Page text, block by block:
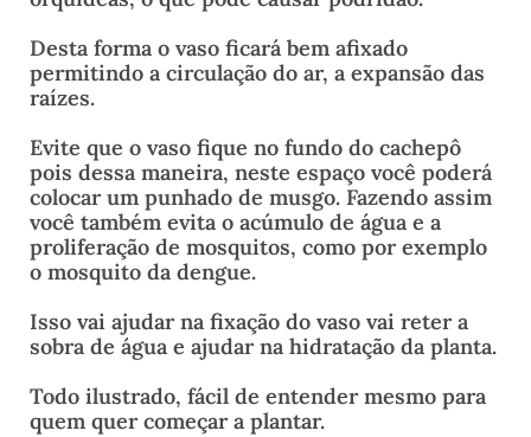
Desta forma o vaso ficará bem afixado
permitindo a circulação do ar, a expansão das
raízes.
Evite que o vaso fique no fundo do cachepô
pois dessa maneira, neste espaço você poderá
colocar um punhado de musgo. Fazendo assim
você também evita o acúmulo de água e a
proliferação de mosquitos, como por exemplo
o mosquito da dengue.
Isso vai ajudar na fixação do vaso vai reter a
sobra de água e ajudar na hidratação da planta.
Todo ilustrado, fácil de entender mesmo para
quem quer começar a plantar.